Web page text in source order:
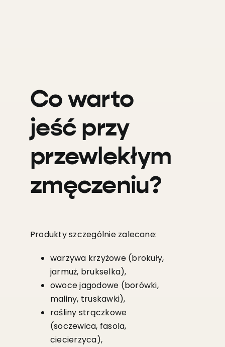
Co warto
jeść przy
przewlekłym
zmęczeniu?
Produkty szczególnie zalecane:
warzywa krzyżowe (brokuły,
jarmuż, brukselka),
owoce jagodowe (borówki,
maliny, truskawki),
rośliny strączkowe
(soczewica, fasola,
ciecierzyca),